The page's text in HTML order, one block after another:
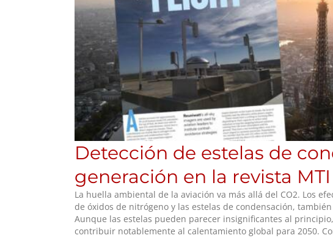
Detección de estelas de
generación en la revista MTI
La huella ambiental de la aviación va más allá del CO2. Los
de óxidos de nitrógeno y las estelas de condensación,
Aunque las estelas pueden parecer insignificantes al
contribuir notablemente al calentamiento global para 2050.